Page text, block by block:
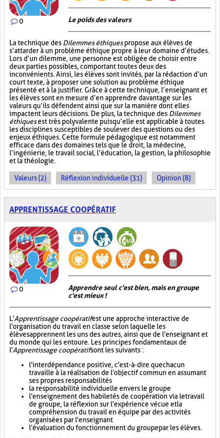
0 Le poids des valeurs
La technique des Dilemmes éthiquespropose aux élèves de
s’attarder à un problème éthique propre à leur domaine d’études.
Lors d’un dilemme, une personne est obligée de choisir entre
deux parties possibles, comportant toutes deux des
inconvénients. Ainsi, les élèves sont invités, par la rédaction d’un
court texte, à proposer une solution au problème éthique
présenté et à la justifier. Grâce à cette technique, l’enseignant et
les élèves sont en mesure d’en apprendre davantage sur les
valeurs qu’ils défendent ainsi que sur la manière dont elles
impactent leurs décisions. De plus, la technique des Dilemmes
éthiquesest très polyvalente puisqu’elle est applicable à toutes
les disciplines susceptibles de soulever des questions ou des
enjeux éthiques. Cette formule pédagogique est notamment
efficace dans des domaines tels que le droit, la médecine,
l’ingénierie, le travail social, l’éducation, la gestion, la philosophie
et la théologie.
Valeurs (2) Réflexion individuelle (31) Opinion (8)
APPRENTISSAGE COOPÉRATIF
0
Apprendre seul c'est bien, mais en groupe
c'est mieux !
L'Apprentissage coopératifest une approche interactive de
l'organisation du travail en classe selon laquelle les
élèves apprennent les uns des autres, ainsi que de l'enseignant et
du monde qui les entoure. Les principes fondamentaux de
l'Apprentissage coopératifsont les suivants :
l'interdépendance positive, c'est-à-dire que chacun
travaille à la réalisation de l'objectif commun en assumant
ses propres responsabilités
la responsabilité individuelle envers le groupe
l'enseignement des habiletés de coopération via le travail
de groupe, la réflexion sur l'expérience vécue et la
compréhension du travail en équipe par des activités
organisées par l'enseignant
l'évaluation du fonctionnement du groupe par les élèves.